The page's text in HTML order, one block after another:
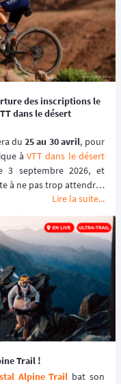
des inscriptions le
dans le désert
du 25 au 30 avril, pour
à VTT dans le désert
3 septembre 2026, et
à ne pas trop attendre :
inscrits, s'est envolé en
Lire la suite...
Trail !
Alpine Trail bat son